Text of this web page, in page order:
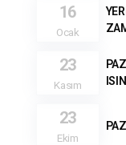
16
Ocak
23
Kasım
23
Ekim